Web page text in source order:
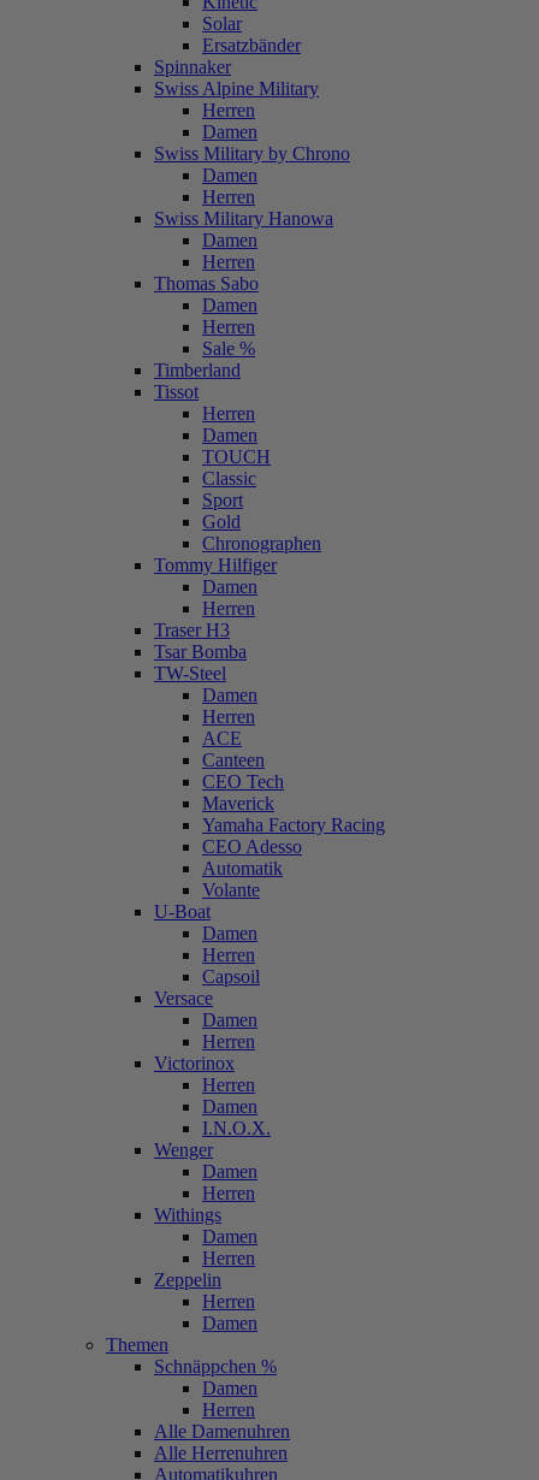
Solar
Ersatzbänder
Spinnaker
Swiss Alpine Military
Herren
Damen
Swiss Military by Chrono
Damen
Herren
Swiss Military Hanowa
Damen
Herren
Thomas Sabo
Damen
Herren
Sale %
Timberland
Tissot
Herren
Damen
TOUCH
Classic
Sport
Gold
Chronographen
Tommy Hilfiger
Damen
Herren
Traser H3
Tsar Bomba
TW-Steel
Damen
Herren
ACE
Canteen
CEO Tech
Maverick
Yamaha Factory Racing
CEO Adesso
Automatik
Volante
U-Boat
Damen
Herren
Capsoil
Versace
Damen
Herren
Victorinox
Herren
Damen
I.N.O.X.
Wenger
Damen
Herren
Withings
Damen
Herren
Zeppelin
Herren
Damen
Themen
Schnäppchen %
Damen
Herren
Alle Damenuhren
Alle Herrenuhren
Automatikuhren